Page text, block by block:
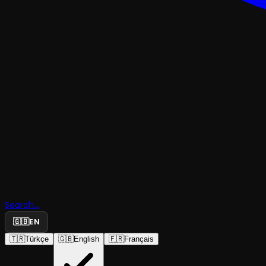
Search...
🇬🇧EN
🇹🇷Türkçe 🇬🇧English 🇫🇷Français
Hangisi